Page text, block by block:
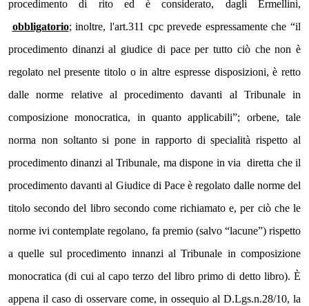
procedimento di rito ed è considerato, dagli Ermellini,
obbligatorio; inoltre, l'art.311 cpc prevede espressamente che “il
procedimento dinanzi al giudice di pace per tutto ciò che non è
regolato nel presente titolo o in altre espresse disposizioni, è retto
dalle norme relative al procedimento davanti al Tribunale in
composizione monocratica, in quanto applicabili”; orbene, tale
norma non soltanto si pone in rapporto di specialità rispetto al
procedimento dinanzi al Tribunale, ma dispone in via  diretta che il
procedimento davanti al Giudice di Pace è regolato dalle norme del
titolo secondo del libro secondo come richiamato e, per ciò che le
norme ivi contemplate regolano, fa premio (salvo “lacune”) rispetto
a quelle sul procedimento innanzi al Tribunale in composizione
monocratica (di cui al capo terzo del libro primo di detto libro). È
appena il caso di osservare come, in ossequio al D.Lgs.n.28/10, la